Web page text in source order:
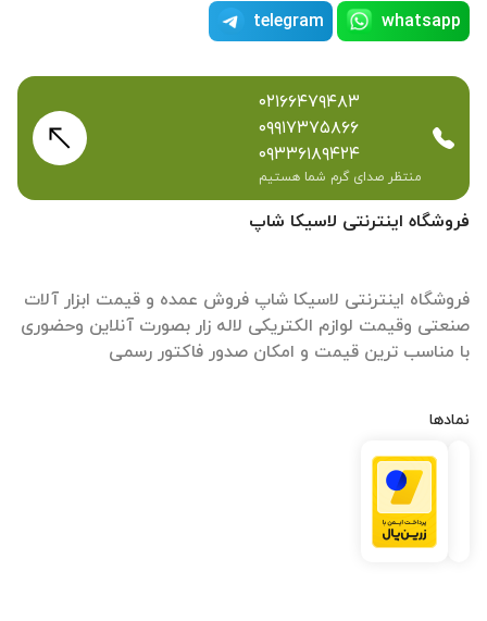
فروشگاه اینترنتی لاسیکا شاپ
فروشگاه اینترنتی لاسیکا شاپ فروش عمده و قیمت ابزار آلات
صنعتی وقیمت لوازم الکتریکی لاله زار بصورت آنلاین وحضوری
با مناسب ترین قیمت و امکان صدور فاکتور رسمی
نمادها
whatsapp
telegram
۰۲۱۶۶۴۷۹۴۸۳
۰۹۹۱۷۳۷۵۸۶۶
۰۹۳۳۶۱۸۹۴۲۴
منتظر صدای گرم شما هستیم